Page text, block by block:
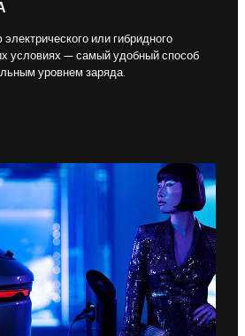
или гибридного
условиях — самый удобный способ
уровнем заряда.